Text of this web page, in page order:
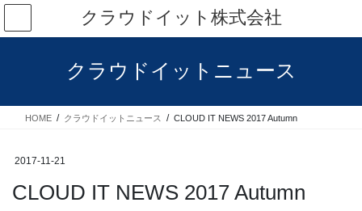
コ
テ
ス
ナ
ゲ
ン
クラウドイット株式会社
クラウドイットニュース
HOME クラウドイットニュース CLOUD IT NEWS 2017 Autumn
2017-11-21
CLOUD IT NEWS 2017 Autumn